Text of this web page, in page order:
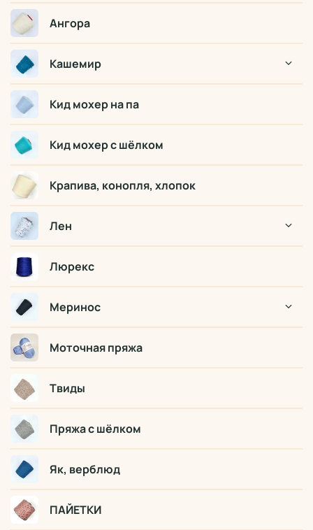
Ангора
Кашемир
Кид мохер на па
Кид мохер с шёлком
Крапива, конопля, хлопок
Лен
Люрекс
Меринос
Моточная пряжа
Твиды
Пряжа с шёлком
Як, верблюд
ПАЙЕТКИ